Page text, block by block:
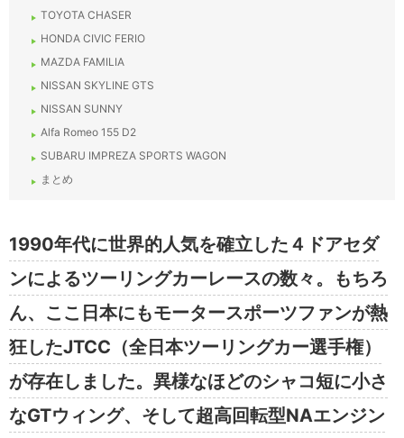
TOYOTA CHASER
HONDA CIVIC FERIO
MAZDA FAMILIA
NISSAN SKYLINE GTS
NISSAN SUNNY
Alfa Romeo 155 D2
SUBARU IMPREZA SPORTS WAGON
まとめ
1990年代に世界的人気を確立した４ドアセダ
ンによるツーリングカーレースの数々。もちろ
ん、ここ日本にもモータースポーツファンが熱
狂したJTCC（全日本ツーリングカー選手権）
が存在しました。異様なほどのシャコ短に小さ
なGTウィング、そして超高回転型NAエンジン